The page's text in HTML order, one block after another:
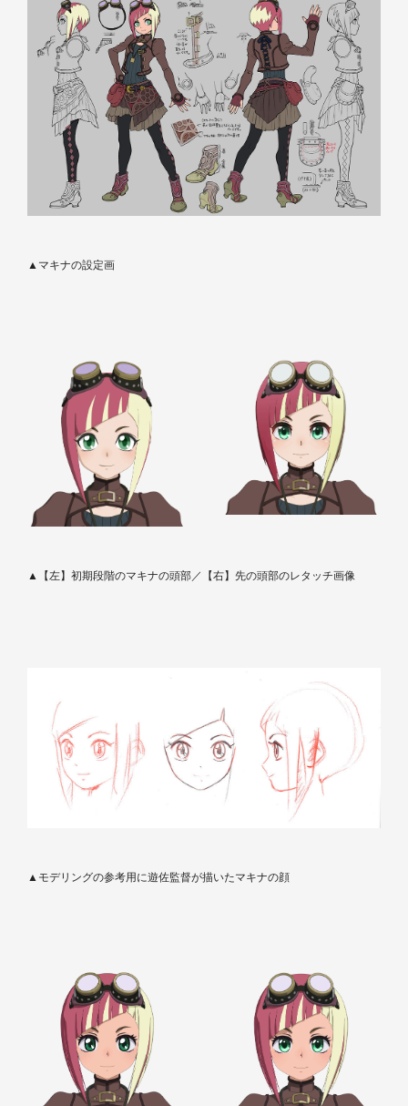
▲マキナの設定画
▲【左】初期段階のマキナの頭部／【右】先の頭部のレタッチ画像
▲モデリングの参考用に遊佐監督が描いたマキナの顔